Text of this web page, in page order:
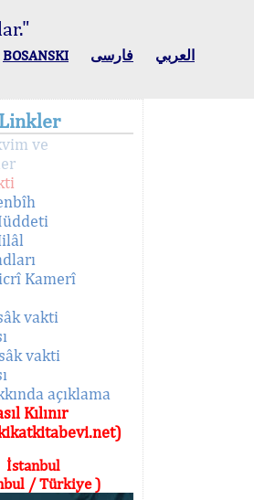
BOSANSKI العربي فارسی
ve
Kamerî
vakti
vakti
açıklama
Kılınır
İstanbul
/ Türkiye )